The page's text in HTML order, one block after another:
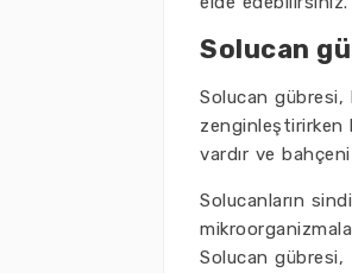
Solucan
Solucan gübresi,
zenginleştirirken
vardır ve
Solucanların
Solucan gübresi,